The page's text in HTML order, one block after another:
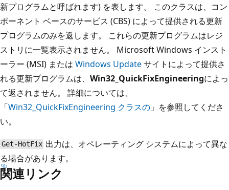
新プログラムと呼ばれます) を表します。 このクラスは、コン
ポーネント ベースのサービス (CBS) によって提供される更新
プログラムのみを返します。 これらの更新プログラムはレジ
ストリに一覧表示されません。 Microsoft Windows インスト
ーラー (MSI) または Windows Updateサイトによって提供さ
れる更新プログラムは、 Win32_QuickFixEngineeringによっ
て返されません。 詳細については、
「Win32_QuickFixEngineering クラスの 」を参照してくださ
い。
Get-HotFix 出力は、オペレーティング システムによって異な
る場合があります。
関連リンク